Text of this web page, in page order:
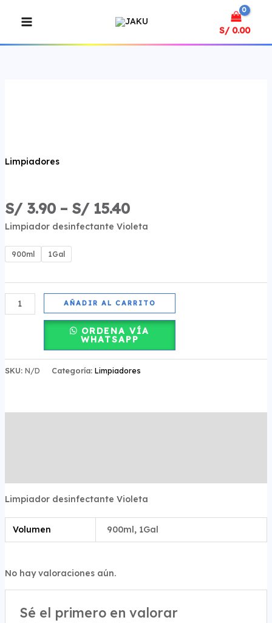
MENU
S/0.00
Limpiadores
S/3.90– S/15.40
Limpiador desinfectante Violeta
900ml 1Gal
AÑADIR AL CARRITO
ORDENA VÍA
WHATSAPP
SKU: N/D Categoría: Limpiadores
Limpiador desinfectante Violeta
Volumen 900ml, 1Gal
No hay valoraciones aún.
Sé el primero en valorar